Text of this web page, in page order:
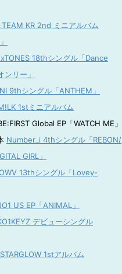
TEAM KR 2nd ミニアルバム
18thシングル「Dance
リー」
9thシングル「ANTHEM」
1stミニアルバム
Global EP「WATCH ME」
Number_i 4thシングル「REBON/
GIRL」
13thシングル「Lovey-
US EP「ANIMAL」
デビューシングル
STARGLOW 1stアルバム